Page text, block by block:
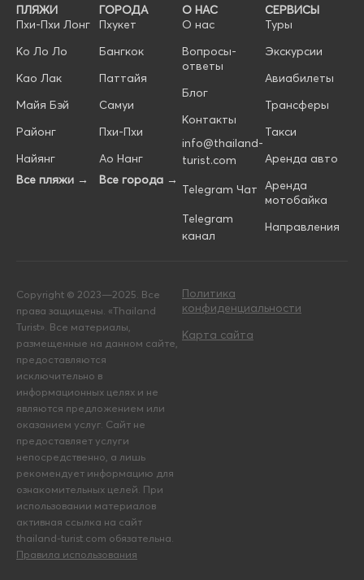
ПЛЯЖИ
Пхи-Пхи Лонг
Ко Ло Ло
Као Лак
Майя Бэй
Районг
Найянг
Все пляжи →
ГОРОДА
Пхукет
Бангкок
Паттайя
Самуи
Пхи-Пхи
Ао Нанг
Все города →
О НАС
О нас
Вопросы-
ответы
Блог
Контакты
info@thailand-
turist.com
Telegram Чат
Telegram
канал
СЕРВИСЫ
Туры
Экскурсии
Авиабилеты
Трансферы
Такси
Аренда авто
Аренда
мотобайка
Направления
Copyright © 2023—2025. Все
права защищены. «Thailand
Turist». Все материалы,
размещенные на данном сайте,
предоставляются
исключительно в
информационных целях и не
являются предложением или
оказанием услуг. Сайт не
предоставляет услуги
непосредственно, а лишь
рекомендует информацию для
ознакомительных целей. При
использовании материалов
активная ссылка на сайт
thailand-turist.com обязательна.
Правила использования
Политика
конфиденциальности
Карта сайта